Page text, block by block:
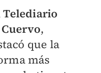
Telediario
,
que la
más